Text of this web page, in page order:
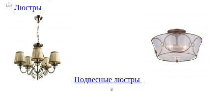
Люстры
Подвесные люстры